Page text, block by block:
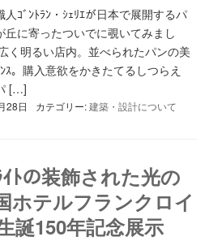
ｺﾞﾝﾄﾗﾝ・ｼｪﾘｴが日本で展開するパ
丘に寄ったついでに覗いてみまし
く明るい店内。並べられたパンの美
ｽ。購入意欲をかきたてるしつらえ
[…]
28日 カテゴリー:建築・設計について
ｲﾄの装飾された光の
テルフランクロイ
誕150年記念展示